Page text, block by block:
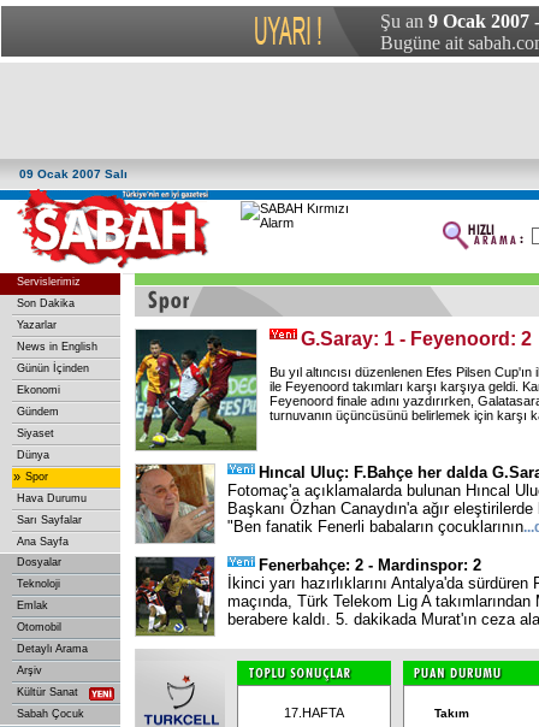
Şu an 9 Ocak 2007
Bugüne ait
09 Ocak 2007 Salı
Servislerimiz
Son Dakika
Yazarlar
News in English
Günün İçinden
Ekonomi
Gündem
Siyaset
Dünya
» Spor
Hava Durumu
Sarı Sayfalar
Ana Sayfa
Dosyalar
Teknoloji
Emlak
Otomobil
Detaylı Arama
Arşiv
Kültür Sanat
Sabah Çocuk
G.Saray: 1 - Feyenoord: 2
Bu yıl altıncısı düzenlenen Efes Pilsen
ile Feyenoord takımları karşı karşıya geldi.
Feyenoord finale adını yazdırırken,
turnuvanın üçüncüsünü belirlemek için karşı
Hıncal Uluç: F.Bahçe her dalda
Fotomaç'a açıklamalarda bulunan Hıncal
Başkanı Özhan Canaydın'a ağır
"Ben fanatik Fenerli babaların çocuklarının...
Fenerbahçe: 2 - Mardinspor: 2
İkinci yarı hazırlıklarını Antalya'da
maçında, Türk Telekom Lig A
berabere kaldı. 5. dakikada Murat'ın ceza
17.HAFTA
Takım